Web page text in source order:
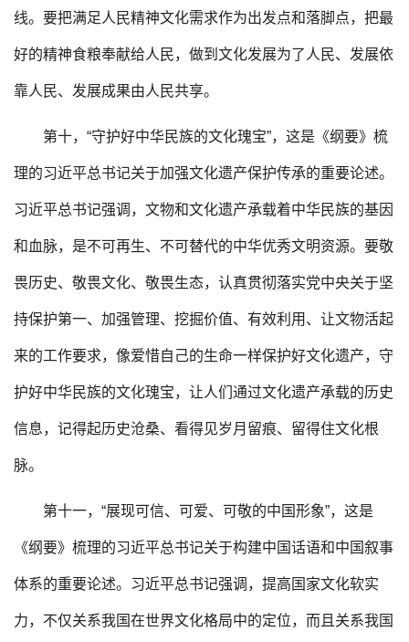
线。要把满足人民精神文化需求作为出发点和落脚点，把最
好的精神食粮奉献给人民，做到文化发展为了人民、发展依
靠人民、发展成果由人民共享。
第十，“守护好中华民族的文化瑰宝”，这是《纲要》梳
理的习近平总书记关于加强文化遗产保护传承的重要论述。
习近平总书记强调，文物和文化遗产承载着中华民族的基因
和血脉，是不可再生、不可替代的中华优秀文明资源。要敬
畏历史、敬畏文化、敬畏生态，认真贯彻落实党中央关于坚
持保护第一、加强管理、挖掘价值、有效利用、让文物活起
来的工作要求，像爱惜自己的生命一样保护好文化遗产，守
护好中华民族的文化瑰宝，让人们通过文化遗产承载的历史
信息，记得起历史沧桑、看得见岁月留痕、留得住文化根
脉。
第十一，“展现可信、可爱、可敬的中国形象”，这是
《纲要》梳理的习近平总书记关于构建中国话语和中国叙事
体系的重要论述。习近平总书记强调，提高国家文化软实
力，不仅关系我国在世界文化格局中的定位，而且关系我国